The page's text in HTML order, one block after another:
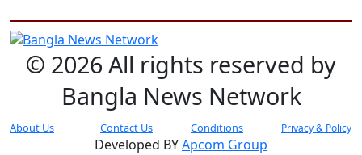
© 2026 All rights reserved by
Bangla News Network
About Us Contact Us Conditions Privacy & Policy
Developed BYApcom Group